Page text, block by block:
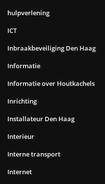
hulpverlening
ICT
Inbraakbeveiliging Den Haag
Informatie
Informatie over Houtkachels
Inrichting
Installateur Den Haag
Interieur
Interne transport
Internet